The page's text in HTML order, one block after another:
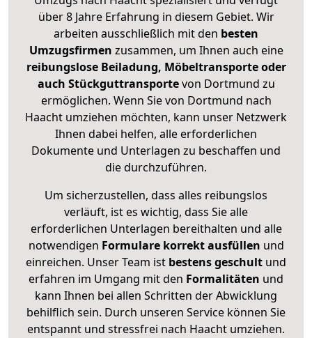
über 8 Jahre Erfahrung in diesem Gebiet. Wir
arbeiten ausschließlich mit den besten
Umzugsfirmen zusammen, um Ihnen auch eine
reibungslose Beiladung, Möbeltransporte oder
auch Stückguttransportevon Dortmund zu
ermöglichen. Wenn Sie von Dortmund nach
Haacht umziehen möchten, kann unser Netzwerk
Ihnen dabei helfen, alle erforderlichen
Dokumente und Unterlagen zu beschaffen und
die durchzuführen.
Um sicherzustellen, dass alles reibungslos
verläuft, ist es wichtig, dass Sie alle
erforderlichen Unterlagen bereithalten und alle
notwendigen Formulare korrekt ausfüllen und
einreichen. Unser Team ist bestens geschult und
erfahren im Umgang mit den Formalitäten und
kann Ihnen bei allen Schritten der Abwicklung
behilflich sein. Durch unseren Service können Sie
entspannt und stressfrei nach Haacht umziehen.